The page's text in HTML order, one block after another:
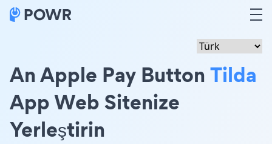
An Apple Pay ButtonTilda
App Web Sitenize
Yerleştirin